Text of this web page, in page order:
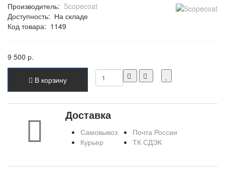
Производитель: Scopecoat
Доступность: На складе
Код товара: 1149
9 500 р.
В корзину
Доставка
Самовывоз
Курьер
Почта России
ТК СДЭК